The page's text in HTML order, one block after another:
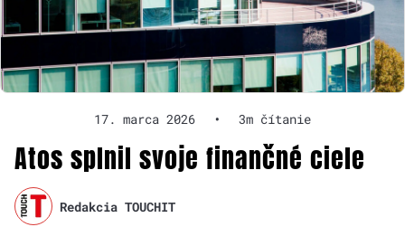
17. marca 2026 • 3m čítanie
Atos splnil svoje finančné ciele
Redakcia TOUCHIT